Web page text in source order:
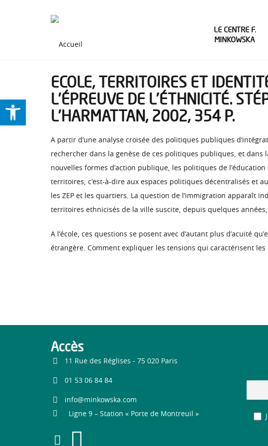
LE CENTRE F.
MINKOWSKA
ECOLE, TERRITOIRES ET
L’ÉPREUVE DE L’ÉTHNICITÉ.
L’HARMATTAN, 2002, 354 P.
A partir d’une analyse croisée des politiques publiques
rechercher dans la genèse de ces politiques publiques, et
nouvelles formes d’action publique, les politiques de
territoires, c’est-à-dire aux espaces politiques décentralisés et
les ZEP et les quartiers. La question de l’immigration apparaît
territoires ethnicisés de la ville suscite, depuis quelques
A l’école, ces questions se posent avec d’autant plus d’acuité
étrangère. Comment expliquer les tensions qui caractérisent
Accès
11 Rue des Réglises - 75 020 Paris
01 53 06 84 84
info@minkowska.com
Ligne 9 – Station « Porte de Montreuil »
Ouvrir la barre d’outils